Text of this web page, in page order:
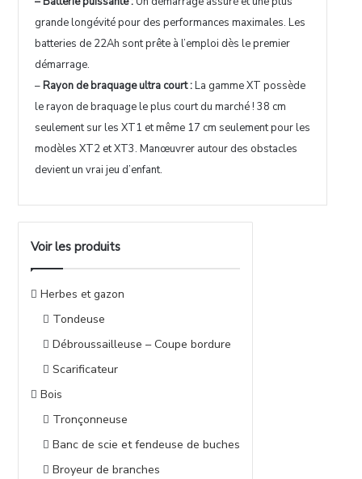
grande longévité pour des performances maximales. Les
batteries de 22Ah sont prête à l’emploi dès le premier
démarrage.
–Rayon de braquage ultra court :La gamme XT possède
le rayon de braquage le plus court du marché ! 38 cm
seulement sur les XT1 et même 17 cm seulement pour les
modèles XT2 et XT3. Manœuvrer autour des obstacles
devient un vrai jeu d’enfant.
Voir les produits
Herbes et gazon
Tondeuse
Débroussailleuse – Coupe bordure
Scarificateur
Bois
Tronçonneuse
Banc de scie et fendeuse de buches
Broyeur de branches